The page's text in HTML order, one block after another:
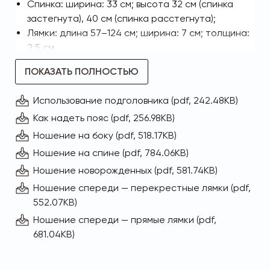
Спинка: ширина: 33 см; высота 32 см (спинка
застегнута), 40 см (спинка расстегнута);
Лямки: длина 57–124 см; ширина: 7 см; толщина:
2,5 см.
Вес: около 600 гр
Размер в сложенном виде: 35х22х12 см
Материалы
Снаружи и внутри: 100% органический хлопок
Безопасность креплений гарантированна
Duraflex
Качество пенополиэтилена гарантированно
ZoteFoams
Качество молний и застежек гарантированно
С рождения без громоздких вставок
ПОКАЗАТЬ ПОЛНОСТЬЮ
Использование подголовника (pdf, 242.48KB)
Как надеть пояс (pdf, 256.98KB)
Ношение на боку (pdf, 518.17KB)
Ношение на спине (pdf, 784.06KB)
Ношение новорожденных (pdf, 581.74KB)
Ношение спереди — перекрестные лямки (pdf,
552.07KB)
Ношение спереди — прямые лямки (pdf,
681.04KB)